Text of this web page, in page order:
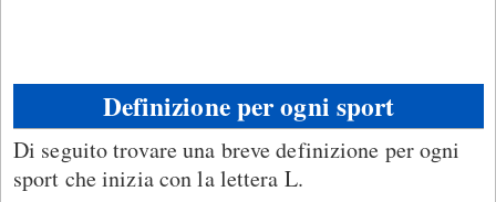
Definizione per ogni sport
Di seguito trovare una breve definizione per ogni
sport che inizia con la lettera L.